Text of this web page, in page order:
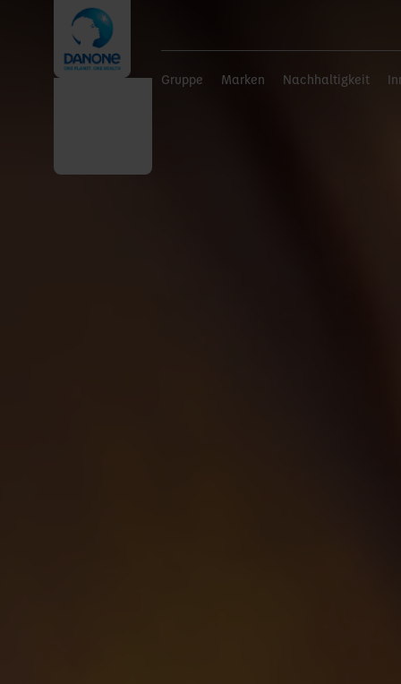
Gruppe Marken Nachhaltigkeit